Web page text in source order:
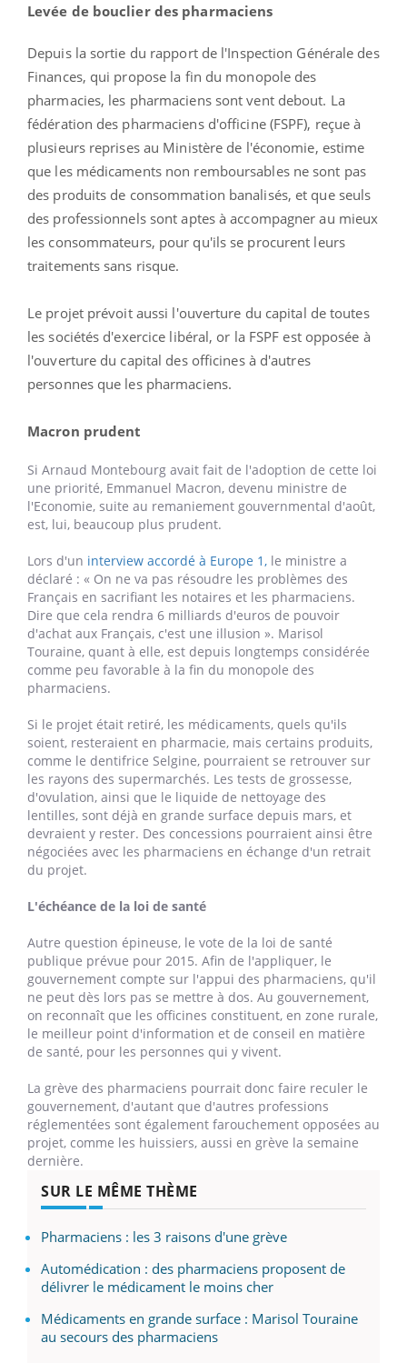
Levée de bouclier des pharmaciens
Depuis la sortie du rapport de l'Inspection Générale des
Finances, qui propose la fin du monopole des
pharmacies, les pharmaciens sont vent debout. La
fédération des pharmaciens d'officine (FSPF), reçue à
plusieurs reprises au Ministère de l'économie, estime
que les médicaments non remboursables ne sont pas
des produits de consommation banalisés, et que seuls
des professionnels sont aptes à accompagner au mieux
les consommateurs, pour qu'ils se procurent leurs
traitements sans risque.
Le projet prévoit aussi l'ouverture du capital de toutes
les sociétés d'exercice libéral, or la FSPF est opposée à
l'ouverture du capital des officines à d'autres
personnes que les pharmaciens.
Macron prudent
Si Arnaud Montebourg avait fait de l'adoption de cette loi
une priorité, Emmanuel Macron, devenu ministre de
l'Economie, suite au remaniement gouvernmental d'août,
est, lui, beaucoup plus prudent.
Lors d'un interview accordé à Europe 1, le ministre a
déclaré : « On ne va pas résoudre les problèmes des
Français en sacrifiant les notaires et les pharmaciens.
Dire que cela rendra 6 milliards d'euros de pouvoir
d'achat aux Français, c'est une illusion ». Marisol
Touraine, quant à elle, est depuis longtemps considérée
comme peu favorable à la fin du monopole des
pharmaciens.
Si le projet était retiré, les médicaments, quels qu'ils
soient, resteraient en pharmacie, mais certains produits,
comme le dentifrice Selgine, pourraient se retrouver sur
les rayons des supermarchés. Les tests de grossesse,
d'ovulation, ainsi que le liquide de nettoyage des
lentilles, sont déjà en grande surface depuis mars, et
devraient y rester. Des concessions pourraient ainsi être
négociées avec les pharmaciens en échange d'un retrait
du projet.
L'échéance de la loi de santé
Autre question épineuse, le vote de la loi de santé
publique prévue pour 2015. Afin de l'appliquer, le
gouvernement compte sur l'appui des pharmaciens, qu'il
ne peut dès lors pas se mettre à dos. Au gouvernement,
on reconnaît que les officines constituent, en zone rurale,
le meilleur point d'information et de conseil en matière
de santé, pour les personnes qui y vivent.
La grève des pharmaciens pourrait donc faire reculer le
gouvernement, d'autant que d'autres professions
réglementées sont également farouchement opposées au
projet, comme les huissiers, aussi en grève la semaine
dernière.
SUR LE MÊME THÈME
Pharmaciens : les 3 raisons d'une grève
Automédication : des pharmaciens proposent de
délivrer le médicament le moins cher
Médicaments en grande surface : Marisol Touraine
au secours des pharmaciens